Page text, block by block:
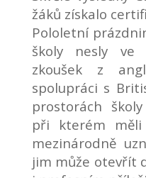
žáků získalo
Pololetní
školy nesly ve
zkoušek z
spolupráci s
prostorách
při kterém měli
mezinárodně
jim může otevřít